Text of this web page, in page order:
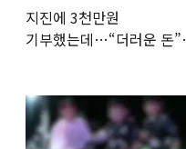
지진에 3천만원
기부했는데…“더러운 돈”